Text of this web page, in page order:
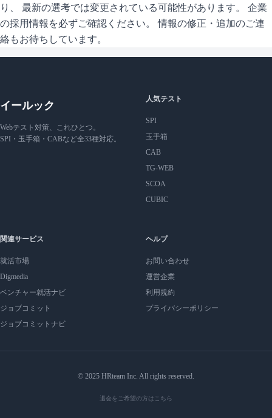
り、 最新の選考では変更されている可能性があります。 企業
の採用情報を必ずご確認ください。 情報の修正・追加のご連
絡もお待ちしています。
イールック
Webテスト対策、これひとつ。
SPI・玉手箱・CABなど全33種対応。
人気テスト
SPI
玉手箱
CAB
TG-WEB
SCOA
CUBIC
関連サービス
就活市場
Digmedia
ベンチャー就活ナビ
ジョブコミット
ジョブコミットナビ
ヘルプ
お問い合わせ
運営企業
利用規約
プライバシーポリシー
© 2025 HRteam Inc. All rights reserved.
退会をご希望の方はこちら